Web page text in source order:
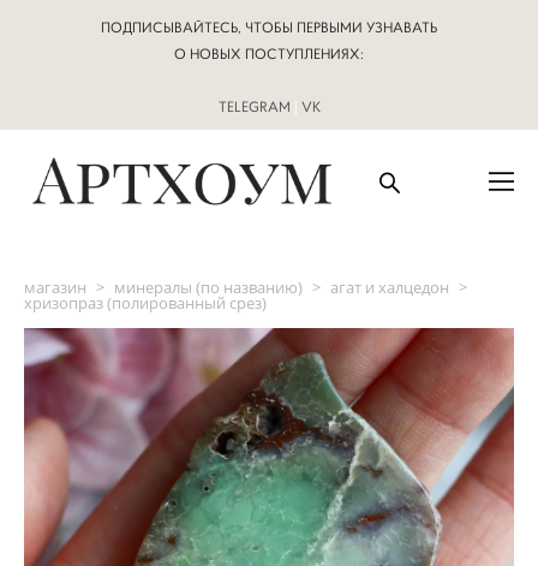
ПОДПИСЫВАЙТЕСЬ, ЧТОБЫ ПЕРВЫМИ УЗНАВАТЬ
О НОВЫХ ПОСТУПЛЕНИЯХ:
TELEGRAM | VK
магазин > минералы (по названию) > агат и халцедон >
хризопраз (полированный срез)